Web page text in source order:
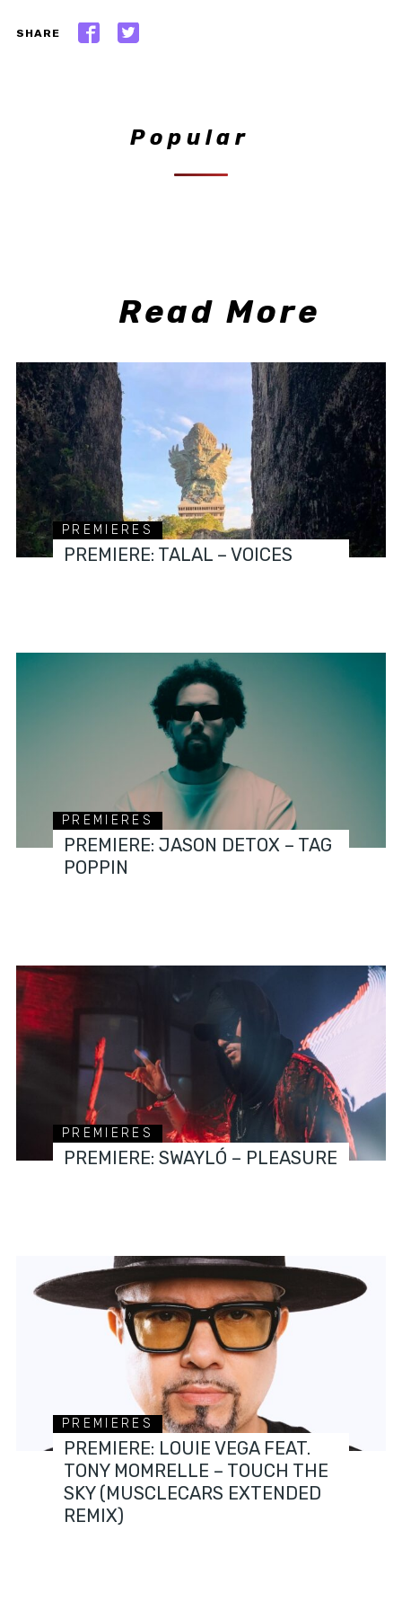
SHARE
Popular
Read More
PREMIERES
PREMIERE: TALAL – VOICES
PREMIERES
PREMIERE: JASON DETOX – TAG
POPPIN
PREMIERES
PREMIERE: SWAYLÓ – PLEASURE
PREMIERES
PREMIERE: LOUIE VEGA FEAT.
TONY MOMRELLE – TOUCH THE
SKY (MUSCLECARS EXTENDED
REMIX)